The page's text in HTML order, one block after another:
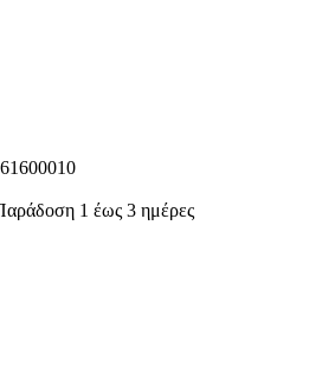
61600010
1 έως 3 ημέρες